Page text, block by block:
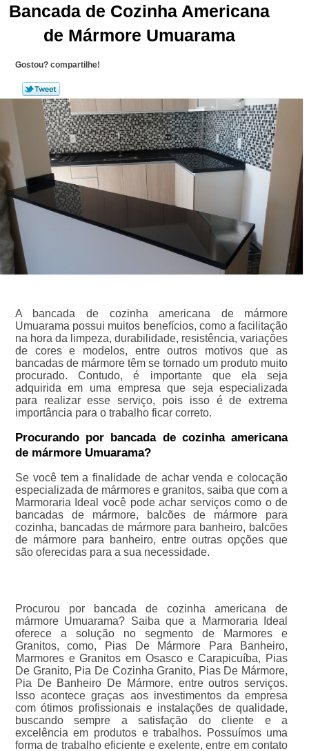
Bancada de Cozinha Americana
de Mármore Umuarama
Gostou? compartilhe!
A bancada de cozinha americana de mármore
Umuarama possui muitos benefícios, como a facilitação
na hora da limpeza, durabilidade, resistência, variações
de cores e modelos, entre outros motivos que as
bancadas de mármore têm se tornado um produto muito
procurado. Contudo, é importante que ela seja
adquirida em uma empresa que seja especializada
para realizar esse serviço, pois isso é de extrema
importância para o trabalho ficar correto.
Procurando por bancada de cozinha americana
de mármore Umuarama?
Se você tem a finalidade de achar venda e colocação
especializada de mármores e granitos, saiba que com a
Marmoraria Ideal você pode achar serviços como o de
bancadas de mármore, balcões de mármore para
cozinha, bancadas de mármore para banheiro, balcões
de mármore para banheiro, entre outras opções que
são oferecidas para a sua necessidade.
Procurou por bancada de cozinha americana de
mármore Umuarama? Saiba que a Marmoraria Ideal
oferece a solução no segmento de Marmores e
Granitos, como, Pias De Mármore Para Banheiro,
Marmores e Granitos em Osasco e Carapicuíba, Pias
De Granito, Pia De Cozinha Granito, Pias De Mármore,
Pia De Banheiro De Mármore, entre outros serviços.
Isso acontece graças aos investimentos da empresa
com ótimos profissionais e instalações de qualidade,
buscando sempre a satisfação do cliente e a
excelência em produtos e trabalhos. Possuímos uma
forma de trabalho eficiente e exelente, entre em contato